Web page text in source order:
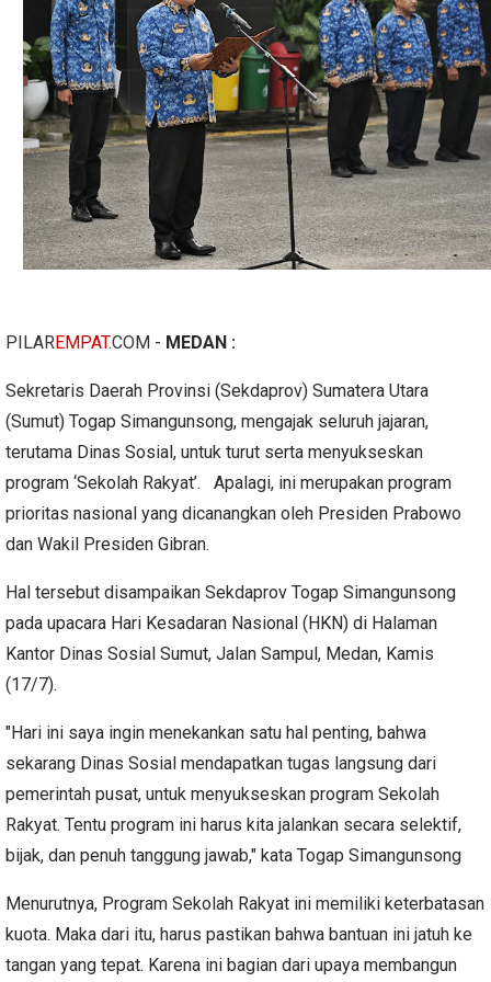
PILAREMPAT.COM - MEDAN :
Sekretaris Daerah Provinsi (Sekdaprov) Sumatera Utara
(Sumut) Togap Simangunsong, mengajak seluruh jajaran,
terutama Dinas Sosial, untuk turut serta menyukseskan
program ‘Sekolah Rakyat’. Apalagi, ini merupakan program
prioritas nasional yang dicanangkan oleh Presiden Prabowo
dan Wakil Presiden Gibran.
Hal tersebut disampaikan Sekdaprov Togap Simangunsong
pada upacara Hari Kesadaran Nasional (HKN) di Halaman
Kantor Dinas Sosial Sumut, Jalan Sampul, Medan, Kamis
(17/7).
"Hari ini saya ingin menekankan satu hal penting, bahwa
sekarang Dinas Sosial mendapatkan tugas langsung dari
pemerintah pusat, untuk menyukseskan program Sekolah
Rakyat. Tentu program ini harus kita jalankan secara selektif,
bijak, dan penuh tanggung jawab," kata Togap Simangunsong
Menurutnya, Program Sekolah Rakyat ini memiliki keterbatasan
kuota. Maka dari itu, harus pastikan bahwa bantuan ini jatuh ke
tangan yang tepat. Karena ini bagian dari upaya membangun